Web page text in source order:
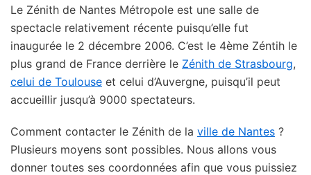
Le Zénith de Nantes Métropole est une salle de
spectacle relativement récente puisqu’elle fut
inaugurée le 2 décembre 2006. C’est le 4ème Zéntih le
plus grand de France derrière le Zénith de Strasbourg,
celui de Toulouse et celui d’Auvergne, puisqu’il peut
accueillir jusqu’à 9000 spectateurs.
Comment contacter le Zénith de la ville de Nantes ?
Plusieurs moyens sont possibles. Nous allons vous
donner toutes ses coordonnées afin que vous puissiez